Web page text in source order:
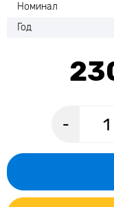
Номинал
Год
-